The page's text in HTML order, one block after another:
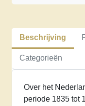
en
II
aantal
Beschrijving
Categorieën
Over het
periode 1835 tot